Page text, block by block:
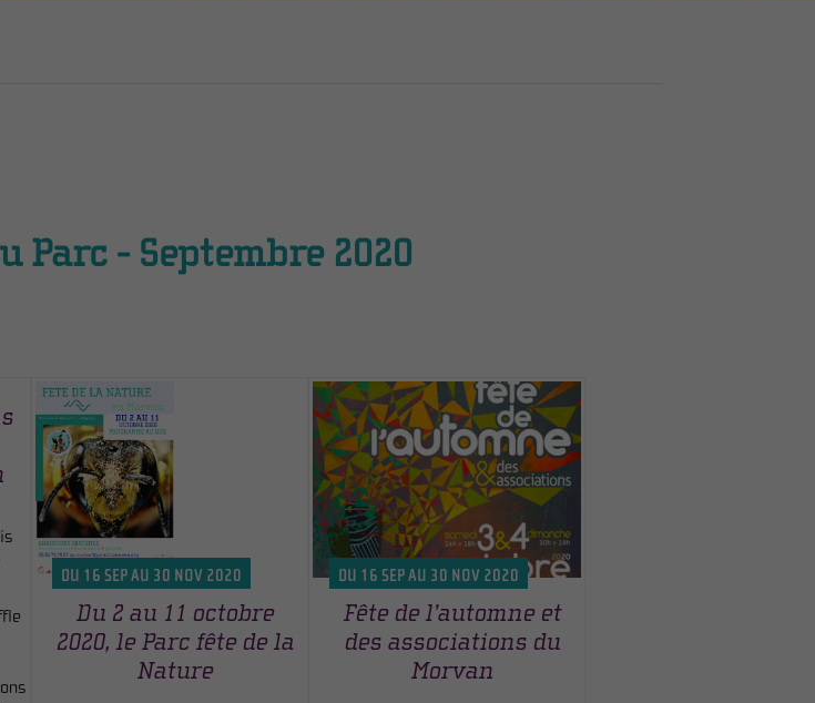
Parc - Septembre 2020
DU 16 SEP AU 30 NOV 2020
Du 2 au 11 octobre
2020, le Parc fête de la
Nature
DU 16 SEP AU 30 NOV 2020
Fête de l’automne et
des associations du
Morvan